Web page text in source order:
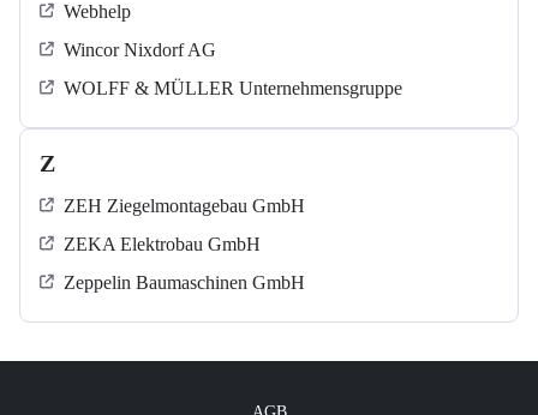
Webhelp
Wincor Nixdorf AG
WOLFF & MÜLLER Unternehmensgruppe
Z
ZEH Ziegelmontagebau GmbH
ZEKA Elektrobau GmbH
Zeppelin Baumaschinen GmbH